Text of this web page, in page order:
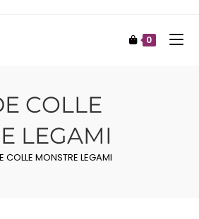
0
COLLE
LEGAMI
COLLE MONSTRE LEGAMI